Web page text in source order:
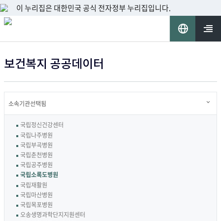
이 누리집은 대한민국 공식 전자정부 누리집입니다.
선
보건복지 공공데이터
소속기관선택됨
국립정신건강센터
국립나주병원
국립부곡병원
국립춘천병원
국립공주병원
국립소록도병원
국립재활원
국립마산병원
국립목포병원
오송생명과학단지지원센터